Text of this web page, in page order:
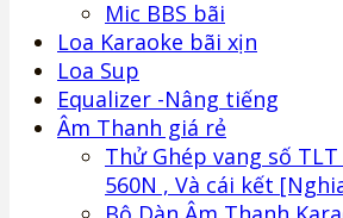
Mic BBS bãi
Loa Karaoke bãi xịn
Loa Sup
Equalizer -Nâng tiếng
Âm Thanh giá rẻ
Thử Ghép vang số
560N , Và cái kết